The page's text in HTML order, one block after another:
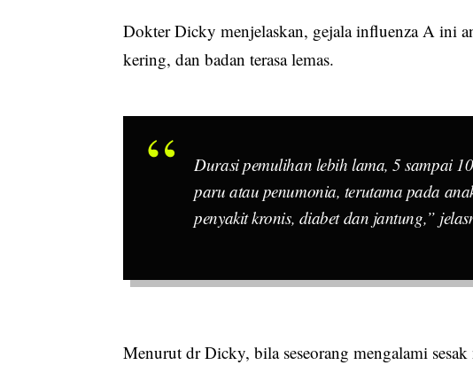
Dokter Dicky menjelaskan, gejala influenza A ini
kering, dan badan terasa lemas.
Durasi pemulihan lebih lama, 5 sampai
paru atau penumonia, terutama pada
penyakit kronis, diabet dan jantung,”
Menurut dr Dicky, bila seseorang mengalami